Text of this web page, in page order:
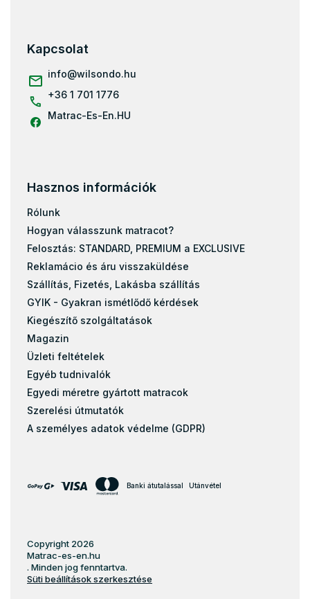
Kapcsolat
info@wilsondo.hu
+36 1 701 1776
Matrac-Es-En.HU
Hasznos információk
Rólunk
Hogyan válasszunk matracot?
Felosztás: STANDARD, PREMIUM a EXCLUSIVE
Reklamácio és áru visszaküldése
Szállítás, Fizetés, Lakásba szállítás
GYIK - Gyakran ismétlődő kérdések
Kiegészítő szolgáltatások
Magazin
Üzleti feltételek
Egyéb tudnivalók
Egyedi méretre gyártott matracok
Szerelési útmutatók
A személyes adatok védelme (GDPR)
Banki átutalással Utánvétel
Copyright 2026
Matrac-es-en.hu
. Minden jog fenntartva.
Süti beállítások szerkesztése